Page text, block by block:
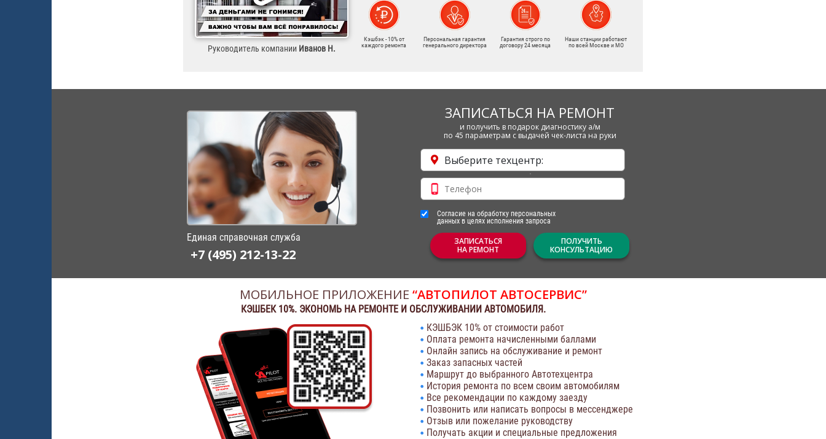
Руководитель компании Иванов Н.
Кэшбэк - 10% от
каждого ремонта
Персональная гарантия
генерального директора
Гарантия строго по
договору 24 месяца
Наши станции работают
по всей Москве и МО
Единая справочная служба
+7 (495) 212-13-22
ЗАПИСАТЬСЯ НА РЕМОНТ
и получить в подарок диагностику а/м
по 45 параметрам с выдачей чек-листа на руки
Выберите техцентр:
Согласие на обработку персональных
данных в целях исполнения запроса
ЗАПИСАТЬСЯ
НА РЕМОНТ
ПОЛУЧИТЬ
КОНСУЛЬТАЦИЮ
МОБИЛЬНОЕ ПРИЛОЖЕНИЕ “АВТОПИЛОТ АВТОСЕРВИС”
КЭШБЕК 10%. ЭКОНОМЬ НА РЕМОНТЕ И ОБСЛУЖИВАНИИ АВТОМОБИЛЯ.
КЭШБЭК 10% от стоимости работ
Оплата ремонта начисленными баллами
Онлайн запись на обслуживание и ремонт
Заказ запасных частей
Маршрут до выбранного Автотехцентра
История ремонта по всем своим автомобилям
Все рекомендации по каждому заезду
Позвонить или написать вопросы в мессенджере
Отзыв или пожелание руководству
Получать акции и специальные предложения